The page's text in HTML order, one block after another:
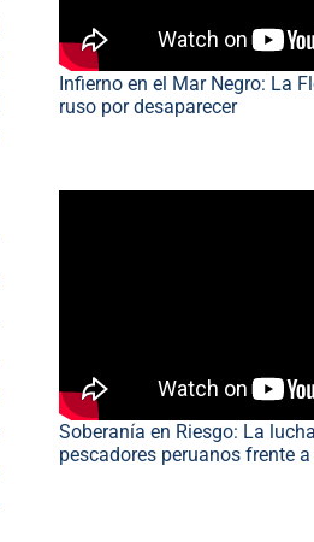
Infierno en el Mar Negro: La
ruso por desaparecer
Soberanía en Riesgo: La
pescadores peruanos frente